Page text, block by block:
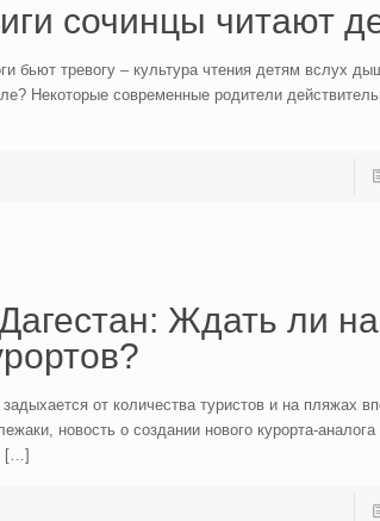
сочинцы читают
бьют тревогу – культура чтения детям вслух
Некоторые современные родители
Ждать ли
от количества туристов и на пляжах
новость о создании нового курорта-
[…]